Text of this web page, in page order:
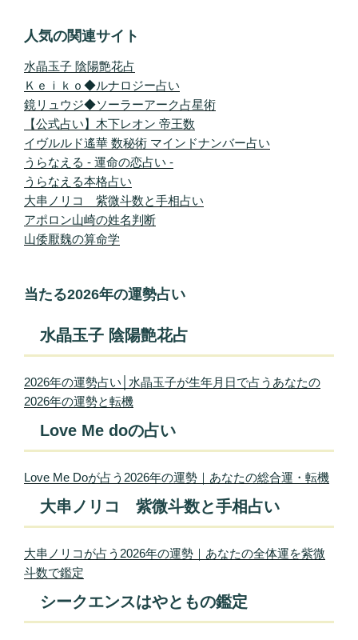
人気の関連サイト
水晶玉子 陰陽艶花占
Ｋｅｉｋｏ◆ルナロジー占い
鏡リュウジ◆ソーラーアーク占星術
【公式占い】木下レオン 帝王数
イヴルルド遙華 数秘術 マインドナンバー占い
うらなえる - 運命の恋占い -
うらなえる本格占い
大串ノリコ 紫微斗数と手相占い
アポロン山崎の姓名判断
山倭厭魏の算命学
当たる2026年の運勢占い
水晶玉子 陰陽艶花占
2026年の運勢占い│水晶玉子が生年月日で占うあなたの
2026年の運勢と転機
Love Me doの占い
Love Me Doが占う2026年の運勢｜あなたの総合運・転機
大串ノリコ 紫微斗数と手相占い
大串ノリコが占う2026年の運勢｜あなたの全体運を紫微
斗数で鑑定
シークエンスはやともの鑑定